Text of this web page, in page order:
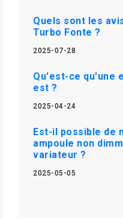
Quels sont les
Turbo Fonte ?
2025-07-28
Qu'est-ce qu'une
est ?
2025-04-24
Est-il possible de
ampoule non
variateur ?
2025-05-05